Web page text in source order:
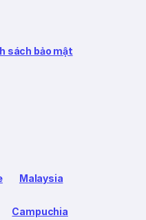
sách bảo mật
Malaysia
Campuchia